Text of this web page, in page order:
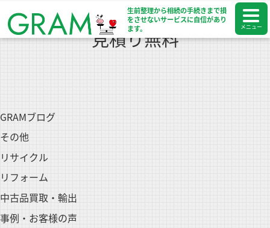
生前整理から相続の手続きまで損
をさせないサービスに自信があり
ます。
メニュー
見積り無料
GRAMブログ
その他
リサイクル
リフォーム
中古品買取・輸出
事例・お客様の声